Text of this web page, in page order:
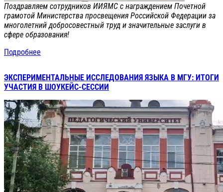
Поздравляем сотрудников ИИЯМС с награждением Почетной
грамотой Министерства просвещения Российской Федерации за
многолетний добросовестный труд и значительные заслуги в
сфере образования!
Подробнее
ЭКСПЕРИМЕНТАЛЬНЫЕ ИССЛЕДОВАНИЯ ЯЗЫКА В МГУ: ИТОГИ
УЧАСТИЯ В ШОУКЕЙС-СЕССИИ